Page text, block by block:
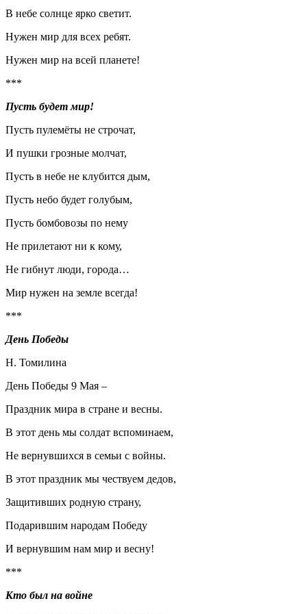
В небе солнце ярко светит.
Нужен мир для всех ребят.
Нужен мир на всей планете!
***
Пусть будет мир!
Пусть пулемёты не строчат,
И пушки грозные молчат,
Пусть в небе не клубится дым,
Пусть небо будет голубым,
Пусть бомбовозы по нему
Не прилетают ни к кому,
Не гибнут люди, города…
Мир нужен на земле всегда!
***
День Победы
Н. Томилина
День Победы 9 Мая –
Праздник мира в стране и весны.
В этот день мы солдат вспоминаем,
Не вернувшихся в семьи с войны.
В этот праздник мы чествуем дедов,
Защитивших родную страну,
Подарившим народам Победу
И вернувшим нам мир и весну!
***
Кто был на войне